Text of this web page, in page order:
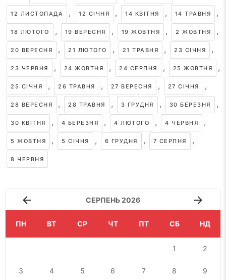
12 ЛИСТОПАДА , 12 СІЧНЯ , 14 КВІТНЯ , 14 ТРАВНЯ ,
18 ЛЮТОГО , 19 ВЕРЕСНЯ , 19 ЖОВТНЯ , 2 ЖОВТНЯ ,
20 ВЕРЕСНЯ , 21 ЛЮТОГО , 21 ТРАВНЯ , 23 СІЧНЯ ,
23 ЧЕРВНЯ , 24 ЖОВТНЯ , 24 СЕРПНЯ , 25 ЖОВТНЯ ,
25 СІЧНЯ , 26 ТРАВНЯ , 27 ВЕРЕСНЯ , 27 СІЧНЯ ,
28 ВЕРЕСНЯ , 28 ТРАВНЯ , 3 ГРУДНЯ , 30 БЕРЕЗНЯ ,
30 КВІТНЯ , 4 БЕРЕЗНЯ , 4 ЛЮТОГО , 4 ЧЕРВНЯ ,
5 ЖОВТНЯ , 5 СІЧНЯ , 6 ГРУДНЯ , 7 СЕРПНЯ ,
8 ЧЕРВНЯ
СЕРПЕНЬ 2026
ПН ВТ СР ЧТ ПТ СБ НД
1 2
3 4 5 6 7 8 9